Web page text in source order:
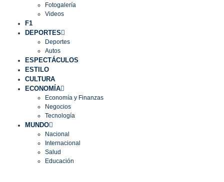
Fotogalería
Videos
F1
DEPORTES
Deportes
Autos
ESPECTÁCULOS
ESTILO
CULTURA
ECONOMÍA
Economía y Finanzas
Negocios
Tecnología
MUNDO
Nacional
Internacional
Salud
Educación